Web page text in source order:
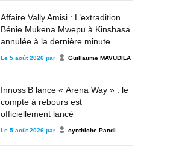
Affaire Vally Amisi : L’extradition de
Bénie Mukena Mwepu à Kinshasa
annulée à la dernière minute
Le 5 août 2026 par Guillaume MAVUDILA
Innoss’B lance « Arena Way » : le
compte à rebours est
officiellement lancé
Le 5 août 2026 par cynthiche Pandi